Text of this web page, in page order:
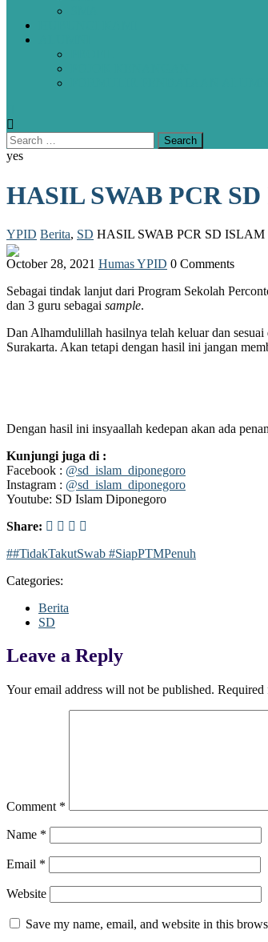
yes
HASIL SWAB PCR
YPID Berita, SD HASIL SWAB PCR SD
October 28, 2021 Humas YPID 0 Comments
Sebagai tindak lanjut dari Program Sekolah
dan 3 guru sebagai sample.
Dan Alhamdulillah hasilnya telah keluar dan
Surakarta. Akan tetapi dengan hasil ini jangan
Dengan hasil ini insyaallah kedepan akan ada
Kunjungi juga di :
Facebook : @sd_islam_diponegoro
Instagram : @sd_islam_diponegoro
Youtube: SD Islam Diponegoro
Share:
##TidakTakutSwab #SiapPTMPenuh
Categories:
Berita
SD
Leave a Reply
Your email address will not be published. Required
Comment *
Name *
Email *
Website
Save my name, email, and website in this